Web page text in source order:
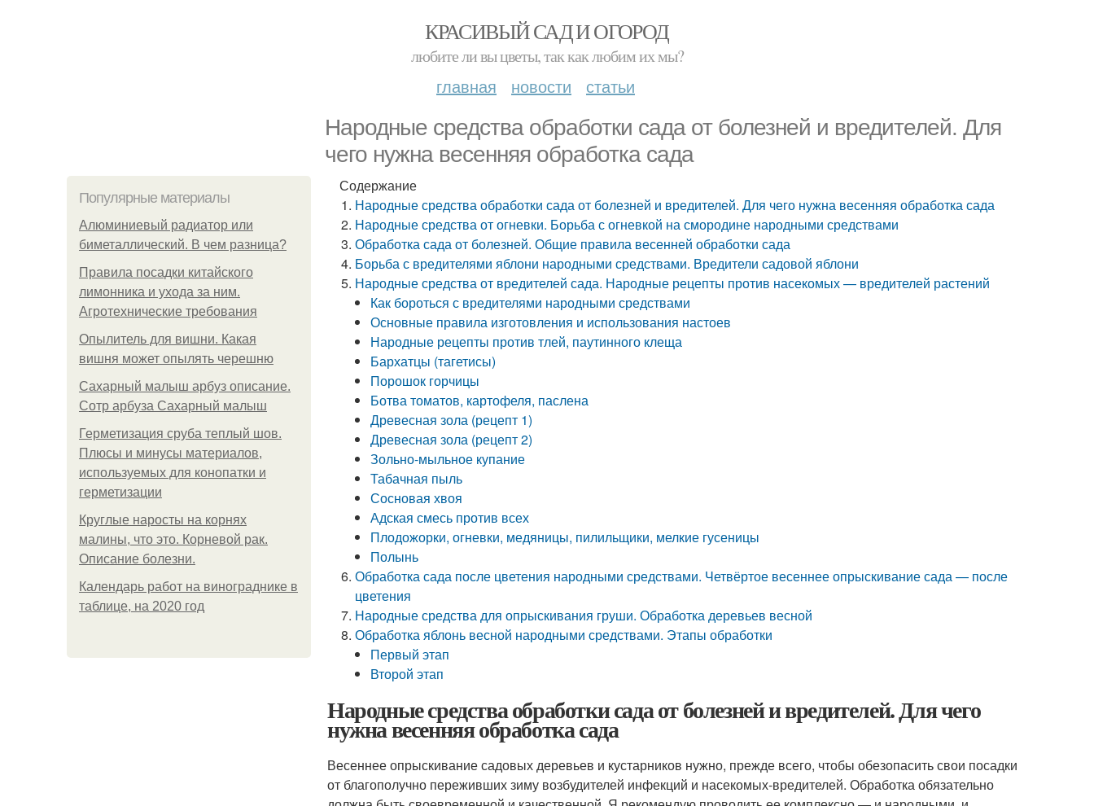
КРАСИВЫЙ САД И ОГОРОД
любите ли вы цветы, так как любим их мы?
главная новости статьи
Народные средства обработки сада от болезней и вредителей. Для
чего нужна весенняя обработка сада
Популярные материалы
Алюминиевый радиатор или
биметаллический. В чем разница?
Правила посадки китайского
лимонника и ухода за ним.
Агротехнические требования
Опылитель для вишни. Какая
вишня может опылять черешню
Сахарный малыш арбуз описание.
Сотр арбуза Сахарный малыш
Герметизация сруба теплый шов.
Плюсы и минусы материалов,
используемых для конопатки и
герметизации
Круглые наросты на корнях
малины, что это. Корневой рак.
Описание болезни.
Календарь работ на винограднике в
таблице, на 2020 год
Содержание
Народные средства обработки сада от болезней и вредителей. Для чего нужна весенняя обработка сада
Народные средства от огневки. Борьба с огневкой на смородине народными средствами
Обработка сада от болезней. Общие правила весенней обработки сада
Борьба с вредителями яблони народными средствами. Вредители садовой яблони
Народные средства от вредителей сада. Народные рецепты против насекомых — вредителей растений
Как бороться с вредителями народными средствами
Основные правила изготовления и использования настоев
Народные рецепты против тлей, паутинного клеща
Бархатцы (тагетисы)
Порошок горчицы
Ботва томатов, картофеля, паслена
Древесная зола (рецепт 1)
Древесная зола (рецепт 2)
Зольно-мыльное купание
Табачная пыль
Сосновая хвоя
Адская смесь против всех
Плодожорки, огневки, медяницы, пилильщики, мелкие гусеницы
Полынь
Обработка сада после цветения народными средствами. Четвёртое весеннее опрыскивание сада — после
цветения
Народные средства для опрыскивания груши. Обработка деревьев весной
Обработка яблонь весной народными средствами. Этапы обработки
Первый этап
Второй этап
Народные средства обработки сада от болезней и вредителей. Для чего
нужна весенняя обработка сада
Весеннее опрыскивание садовых деревьев и кустарников нужно, прежде всего, чтобы обезопасить свои посадки
от благополучно переживших зиму возбудителей инфекций и насекомых-вредителей. Обработка обязательно